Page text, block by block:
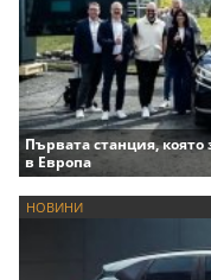
Първата станция,
в Европа
НОВИНИ